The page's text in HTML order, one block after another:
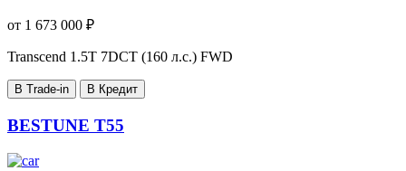
от 1 673 000 ₽
Transcend 1.5T 7DCT (160 л.с.) FWD
В Trade-in В Кредит
BESTUNE T55